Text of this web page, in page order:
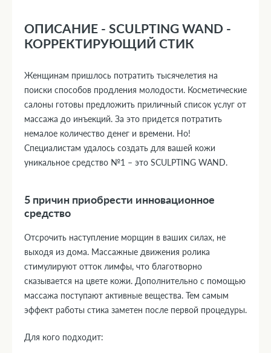
ОПИСАНИЕ - SCULPTING WAND -
КОРРЕКТИРУЮЩИЙ СТИК
Женщинам пришлось потратить тысячелетия на
поиски способов продления молодости. Косметические
салоны готовы предложить приличный список услуг от
массажа до инъекций. За это придется потратить
немалое количество денег и времени. Но!
Специалистам удалось создать для вашей кожи
уникальное средство №1 – это SCULPTING WAND.
5 причин приобрести инновационное
средство
Отсрочить наступление морщин в ваших силах, не
выходя из дома. Массажные движения ролика
стимулируют отток лимфы, что благотворно
сказывается на цвете кожи. Дополнительно с помощью
массажа поступают активные вещества. Тем самым
эффект работы стика заметен после первой процедуры.
Для кого подходит: